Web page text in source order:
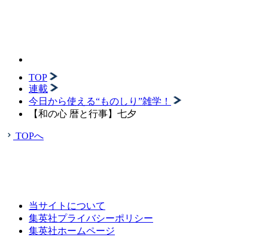
TOP
連載
今日から使える“ものしり”雑学！
【和の心 暦と行事】七夕
TOPへ
当サイトについて
集英社プライバシーポリシー
集英社ホームページ